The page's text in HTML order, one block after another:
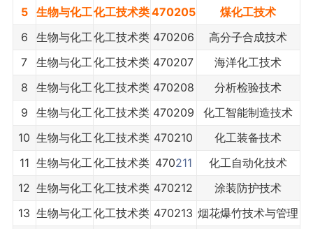
5
生物与化工化工技术类470205
煤化工技术
6
生物与化工化工技术类 470206
高分子合成技术
7
生物与化工化工技术类 470207
海洋化工技术
8
生物与化工化工技术类 470208
分析检验技术
9
生物与化工化工技术类 470209
化工智能制造技术
10 生物与化工化工技术类 470210
化工装备技术
11 生物与化工化工技术类 470211
化工自动化技术
12 生物与化工化工技术类 470212
涂装防护技术
13 生物与化工化工技术类 470213 烟花爆竹技术与管理